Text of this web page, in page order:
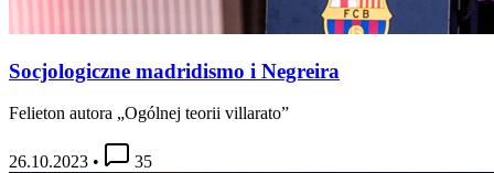
Socjologiczne madridismo i Negreira
Felieton autora „Ogólnej teorii villarato”
26.10.2023 • 35